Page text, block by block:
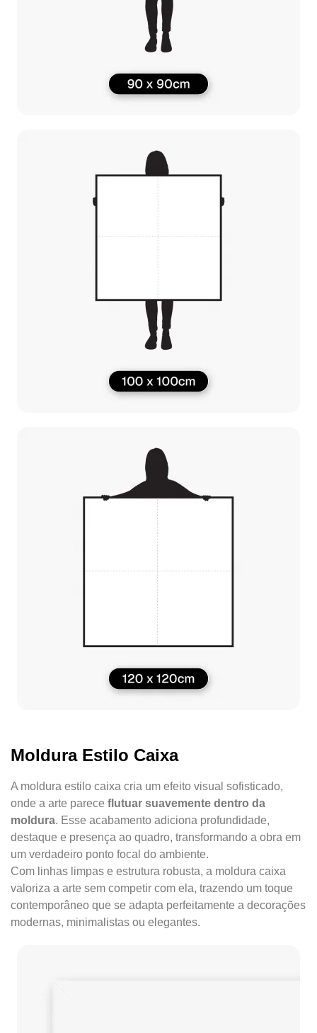
Moldura Estilo Caixa
A moldura estilo caixa cria um efeito visual sofisticado,
onde a arte parece flutuar suavemente dentro da
moldura. Esse acabamento adiciona profundidade,
destaque e presença ao quadro, transformando a obra em
um verdadeiro ponto focal do ambiente.
Com linhas limpas e estrutura robusta, a moldura caixa
valoriza a arte sem competir com ela, trazendo um toque
contemporâneo que se adapta perfeitamente a decorações
modernas, minimalistas ou elegantes.